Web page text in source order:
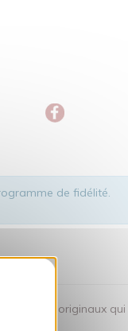
de fidélité.
visuels originaux